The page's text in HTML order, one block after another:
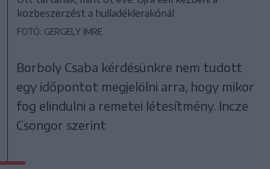
közbeszerzést a hulladéklerakónál
FOTÓ: GERGELY IMRE
Borboly Csaba kérdésünkre nem tudott
egy időpontot megjelölni arra, hogy mikor
fog elindulni a remetei létesítmény. Incze
Csongor szerint